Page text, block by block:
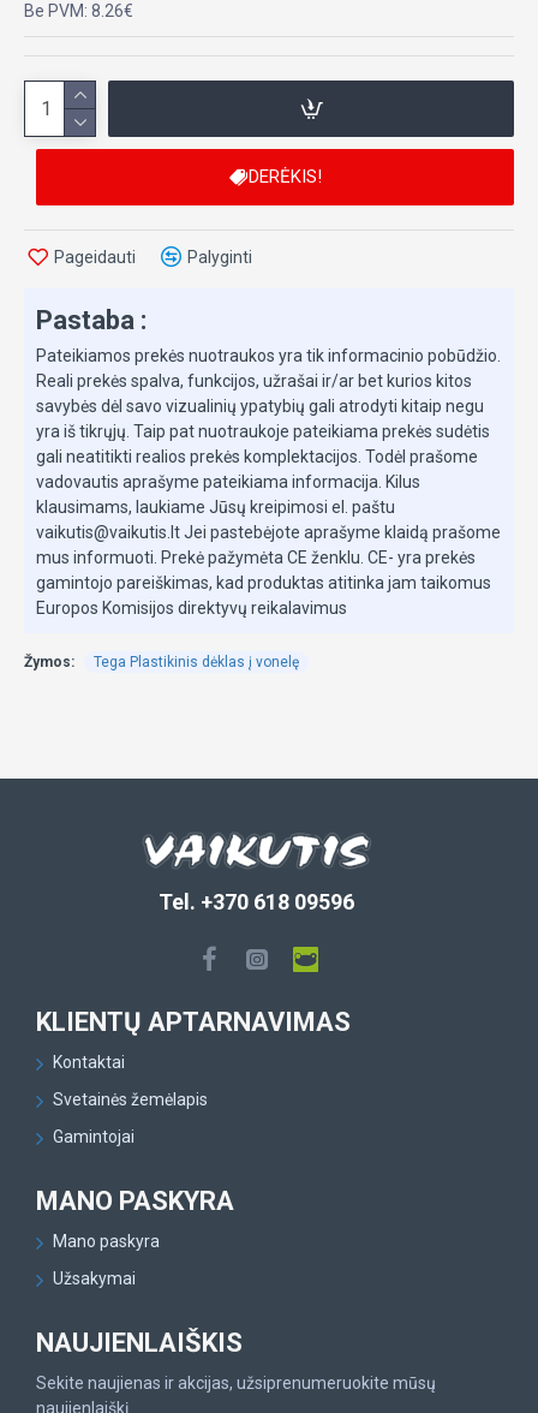
Be PVM: 8.26€
DERĖKIS!
Pageidauti Palyginti
Pastaba :
Pateikiamos prekės nuotraukos yra tik informacinio pobūdžio.
Reali prekės spalva, funkcijos, užrašai ir/ar bet kurios kitos
savybės dėl savo vizualinių ypatybių gali atrodyti kitaip negu
yra iš tikrųjų. Taip pat nuotraukoje pateikiama prekės sudėtis
gali neatitikti realios prekės komplektacijos. Todėl prašome
vadovautis aprašyme pateikiama informacija. Kilus
klausimams, laukiame Jūsų kreipimosi el. paštu
vaikutis@vaikutis.lt Jei pastebėjote aprašyme klaidą prašome
mus informuoti. Prekė pažymėta CE ženklu. CE- yra prekės
gamintojo pareiškimas, kad produktas atitinka jam taikomus
Europos Komisijos direktyvų reikalavimus
Žymos: Tega Plastikinis dėklas į vonelę
Tel. +370 618 09596
KLIENTŲ APTARNAVIMAS
Kontaktai
Svetainės žemėlapis
Gamintojai
MANO PASKYRA
Mano paskyra
Užsakymai
NAUJIENLAIŠKIS
Sekite naujienas ir akcijas, užsiprenumeruokite mūsų
naujienlaiškį